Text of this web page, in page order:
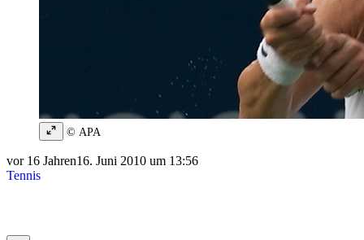
© APA
vor 16 Jahren16. Juni 2010 um 13:56
Tennis